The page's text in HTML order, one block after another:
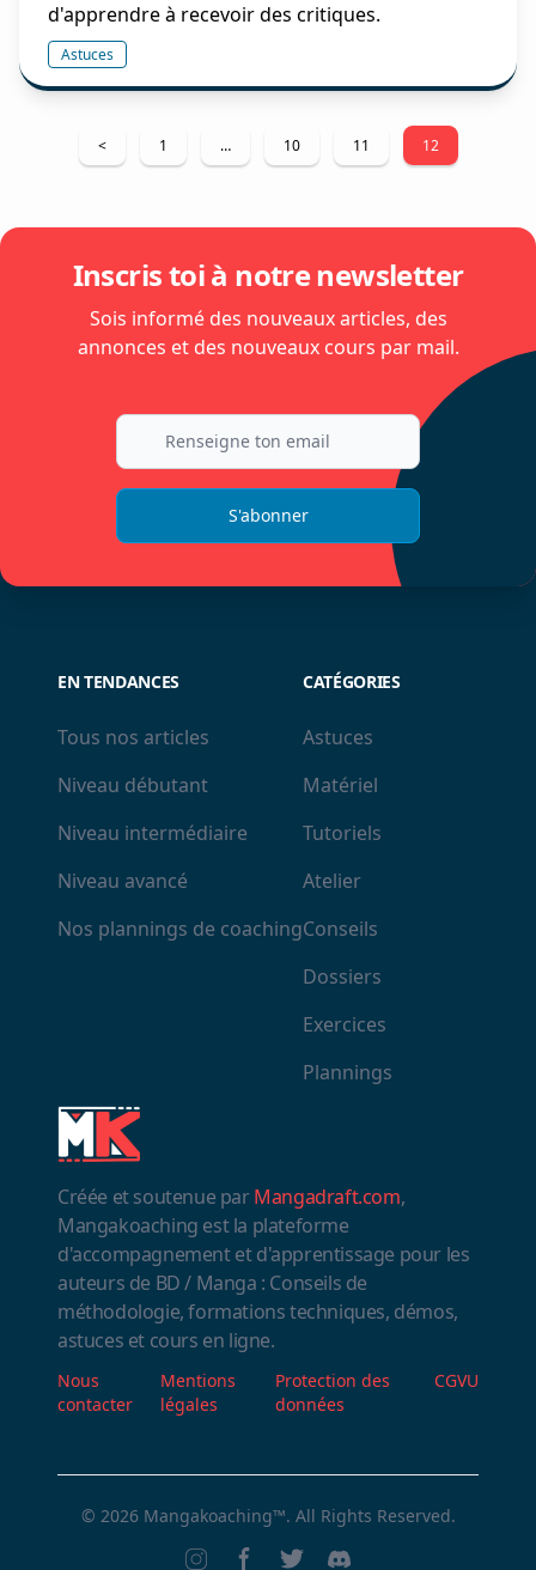
d'apprendre à recevoir des critiques.
Astuces
Pagination
< 1 … 10 11 12
Inscris toi à notre newsletter
Sois informé des nouveaux articles, des
annonces et des nouveaux cours par mail.
S'abonner
Créée et soutenue parMangadraft.com,
Mangakoaching est la plateforme
d'accompagnement et d'apprentissage pour les
auteurs de BD / Manga : Conseils de
méthodologie, formations techniques, démos,
astuces et cours en ligne.
Nous
contacter
Mentions
légales
Protection des
données
CGVU
EN TENDANCES
Tous nos articles
Niveau débutant
Niveau intermédiaire
Niveau avancé
Nos plannings de coaching
CATÉGORIES
Astuces
Matériel
Tutoriels
Atelier
Conseils
Dossiers
Exercices
Plannings
© 2026 Mangakoaching™. All Rights Reserved.